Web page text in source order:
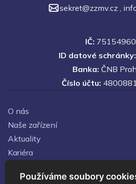
Používáme soubory
sekret@zzmv.cz ,
IČ: 75154960
ID datové schránky:
Banka: ČNB
Číslo účtu:
O nás
Naše zařízení
Aktuality
Kariéra